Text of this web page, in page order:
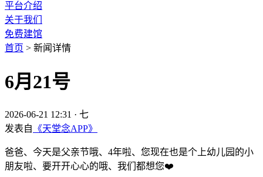
平台介绍
关于我们
免费建馆
首页 > 新闻详情
6月21号
2026-06-21 12:31 · 七
发表自 《天堂念APP》
爸爸、今天是父亲节哦、4年啦、您现在也是个上幼儿园的小
朋友啦、要开开心心的哦、我们都想您❤️